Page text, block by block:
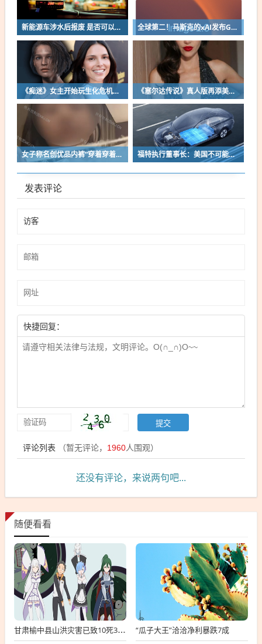
新能源车涉水后报废 是否可以全损理赔 全球第二！马斯克的xAI发布Grok Imagine Image 2.0模型：AI生图/编辑能力大增
《痴迷》女主开始玩生化危机了！自曝有参演机会 《塞尔达传说》真人版再添美女！曾出演冯小刚电影
女子称名创优品内裤“穿着穿着掉了”让其颜面尽失 品牌方客服回应：已启动紧急调查 福特执行董事长：美国不可能永远把中国车企挡在门外 进来也有信心击败
发表评论
快捷回复：
评论列表 （暂无评论， 1960人围观）
还没有评论，来说两句吧...
随便看看
甘肃榆中县山洪灾害已致10死33失联 “瓜子大王”洽洽净利暴跌7成